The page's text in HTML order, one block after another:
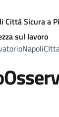
Città Sicura a
sul lavoro